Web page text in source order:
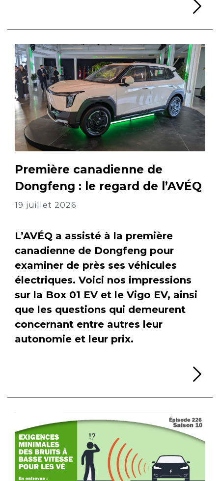
Première canadienne de
Dongfeng : le regard de l’AVÉQ
19 juillet 2026
L’AVÉQ a assisté à la première
canadienne de Dongfeng pour
examiner de près ses véhicules
électriques. Voici nos impressions
sur la Box 01 EV et le Vigo EV, ainsi
que les questions qui demeurent
concernant entre autres leur
autonomie et leur prix.